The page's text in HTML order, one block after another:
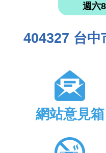
週六
404327 台中
網站意見箱